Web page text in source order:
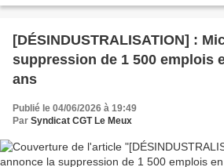
[DÉSINDUSTRALISATION] :
suppression de 1 500 emplois
ans
Publié le 04/06/2026 à 19:49
Par Syndicat CGT Le Meux